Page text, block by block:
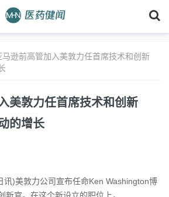
马逊前高管加入美敦力任首席技术和创新
美敦力任首席技术和创新
的增长
讯)美敦力公司宣布任命Ken Washington博